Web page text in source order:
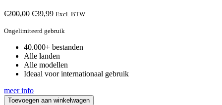
€200,00 Oorspronkelijke
was:
€39,99Huidige
is:
Excl. BTW
Ongelimiteerd gebruik
40.000+ bestanden
Alle landen
Alle modellen
Ideaal voor internationaal gebruik
meer info
Toevoegen aan winkelwagen